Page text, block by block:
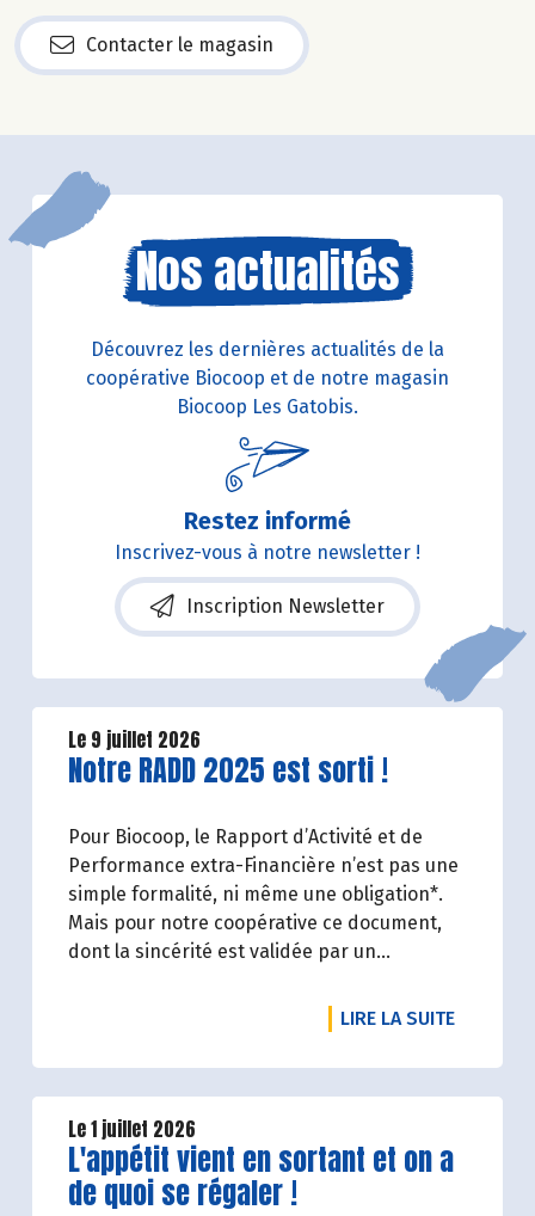
Contacter le magasin
Nos actualités
Découvrez les dernières actualités de la
coopérative Biocoop et de notre magasin
Biocoop Les Gatobis.
Restez informé
Inscrivez-vous à notre newsletter !
Inscription Newsletter
Le 9 juillet 2026
Lire la suite de l'article
Notre RADD 2025 est sorti !
Pour Biocoop, le Rapport d’Activité et de
Performance extra-Financière n’est pas une
simple formalité, ni même une obligation*.
Mais pour notre coopérative ce document,
dont la sincérité est validée par un
transparence vis-à-vis de l'ensemble de nos
parties prenantes (Paysan.ne.s Associé.e.s,
magasins...) et de nos clients. Il contient un
condensé des avancées réalisées par
Biocoop dans l’objectif de rendre accessible
et désirable une bio exigeante.
LIRE LA SUITEDE
Le 1 juillet 2026
Lire la suite de l'article
L'appétit vient en sortant et on a
de quoi se régaler !